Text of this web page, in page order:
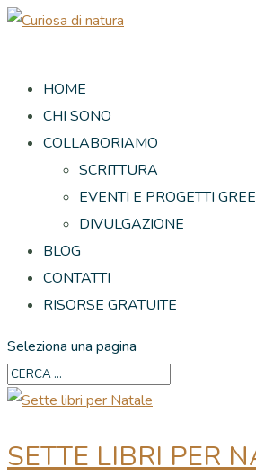
HOME
CHI SONO
COLLABORIAMO
SCRITTURA
EVENTI E PROGETTI
DIVULGAZIONE
BLOG
CONTATTI
RISORSE GRATUITE
Seleziona una pagina
SETTE LIBRI PER